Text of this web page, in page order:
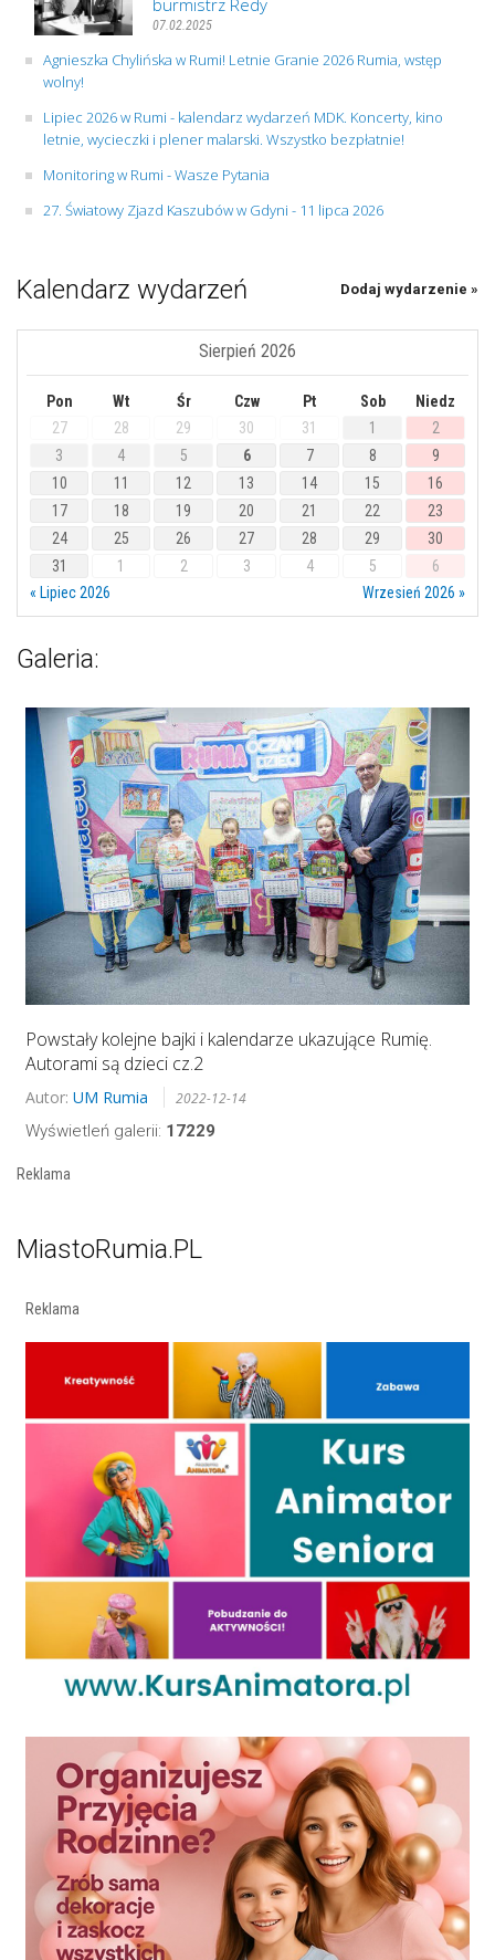
burmistrz Redy
07.02.2025
Agnieszka Chylińska w Rumi! Letnie Granie 2026 Rumia, wstęp
wolny!
Lipiec 2026 w Rumi - kalendarz wydarzeń MDK. Koncerty, kino
letnie, wycieczki i plener malarski. Wszystko bezpłatnie!
Monitoring w Rumi - Wasze Pytania
27. Światowy Zjazd Kaszubów w Gdyni - 11 lipca 2026
Kalendarz wydarzeń Dodaj wydarzenie »
Sierpień 2026
Pon Wt Śr Czw Pt Sob
Niedz
27
28 29 30 31 1
2
3
4 5 6 7 8
9
10
11 12 13 14 15
16
17
18 19 20 21 22
23
24
25 26 27 28 29
30
31
1 2 3 4 5
6
« Lipiec 2026
Wrzesień 2026 »
Galeria:
Powstały kolejne bajki i kalendarze ukazujące Rumię.
Autorami są dzieci cz.2
Autor: UM Rumia 2022-12-14
Wyświetleń galerii: 17229
Reklama
MiastoRumia.PL
Reklama